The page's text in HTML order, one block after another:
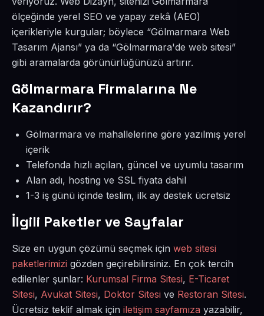
ölçeğinde yerel SEO ve yapay zekâ (AEO)
içerikleriyle kurgular; böylece “Gölmarmara Web
Tasarım Ajansı” ya da “Gölmarmara'de web sitesi”
gibi aramalarda görünürlüğünüzü artırır.
Gölmarmara Firmalarına Ne
Kazandırır?
Gölmarmara ve mahallelerine göre yazılmış yerel
içerik
Telefonda hızlı açılan, güncel ve uyumlu tasarım
Alan adı, hosting ve SSL fiyata dahil
1-3 iş günü içinde teslim, ilk ay destek ücretsiz
İlgili Paketler ve Sayfalar
Size en uygun çözümü seçmek için web sitesi
paketlerimizi gözden geçirebilirsiniz. En çok tercih
edilenler şunlar: Kurumsal Firma Sitesi, E-Ticaret
Sitesi, Avukat Sitesi, Doktor Sitesi ve Restoran Sitesi.
Ücretsiz teklif almak için iletişim sayfamıza yazabilir,